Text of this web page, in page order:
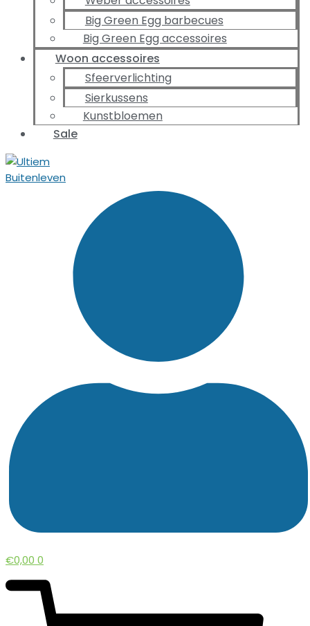
Big Green Egg barbecues
Big Green Egg accessoires
Woon accessoires
Sfeerverlichting
Sierkussens
Kunstbloemen
Sale
€0,00 0